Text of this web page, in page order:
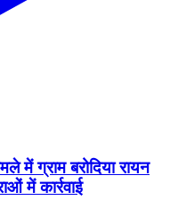
में ग्राम बरोदिया रायन
में कार्रवाई